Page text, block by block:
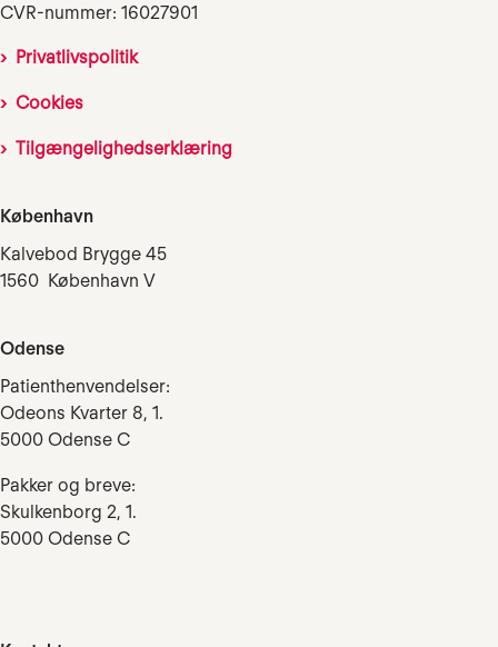
CVR-nummer: 16027901
Privatlivspolitik
Cookies
Tilgængelighedserklæring
København
Kalvebod Brygge 45
1560 København V
Odense
Patienthenvendelser:
Odeons Kvarter 8, 1.
5000 Odense C
Pakker og breve:
Skulkenborg 2, 1.
5000 Odense C